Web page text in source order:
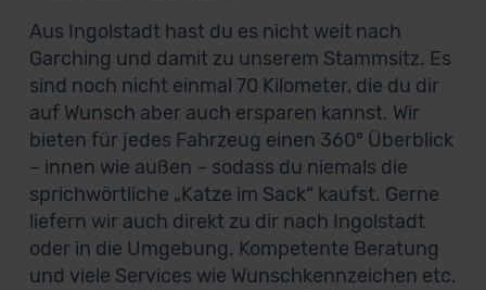
Aus Ingolstadt hast du es nicht weit nach
Garching und damit zu unserem Stammsitz. Es
sind noch nicht einmal 70 Kilometer, die du dir
auf Wunsch aber auch ersparen kannst. Wir
bieten für jedes Fahrzeug einen 360° Überblick
– innen wie außen – sodass du niemals die
sprichwörtliche „Katze im Sack“ kaufst. Gerne
liefern wir auch direkt zu dir nach Ingolstadt
oder in die Umgebung. Kompetente Beratung
und viele Services wie Wunschkennzeichen etc.